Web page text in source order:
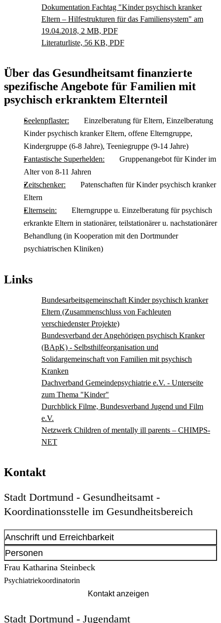
Dokumentation Fachtag "Kinder psychisch kranker
Eltern – Hilfestrukturen für das Familiensystem" am
19.04.2018, 2 MB, PDF
Literaturliste, 56 KB, PDF
Über das Gesundheitsamt finanzierte
spezifische Angebote für Familien mit
psychisch erkranktem Elternteil
Seelenpflaster:
Einzelberatung für Eltern, Einzelberatung
Kinder psychisch kranker Eltern, offene Elterngruppe,
Kindergruppe (6-8 Jahre), Teeniegruppe (9-14 Jahre)
Fantastische Superhelden:
Gruppenangebot für Kinder im
Alter von 8-11 Jahren
Zeitschenker:
Patenschaften für Kinder psychisch kranker
Eltern
Elternsein:
Elterngruppe u. Einzelberatung für psychisch
erkrankte Eltern in stationärer, teilstationärer u. nachstationärer
Behandlung (in Kooperation mit den Dortmunder
psychiatrischen Kliniken)
Links
Bundesarbeitsgemeinschaft Kinder psychisch kranker
Eltern (Zusammenschluss von Fachleuten
verschiedenster Projekte)
Bundesverband der Angehörigen psychisch Kranker
(BApK) - Selbsthilfeorganisation und
Solidargemeinschaft von Familien mit psychisch
Kranken
Dachverband Gemeindepsychiatrie e.V. - Unterseite
zum Thema "Kinder"
Durchblick Filme, Bundesverband Jugend und Film
e.V.
Netzwerk Children of mentally ill parents – CHIMPS-
NET
Kontakt
Stadt Dortmund - Gesundheitsamt -
Koordinationsstelle im Gesundheitsbereich
Anschrift und Erreichbarkeit
Anschrift
Hoher Wall9-11
Personen
Frau Katharina Steinbeck
Psychiatriekoordinatorin
Kontakt anzeigen
Stadt Dortmund - Jugendamt